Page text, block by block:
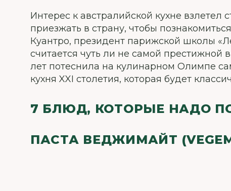
Интерес к австралийской кухне
приезжать в страну, чтобы
Куантро, президент парижской школы
считается чуть ли не самой престижной
лет потеснила на кулинарном Олимпе
кухня XXI столетия, которая будет
7 БЛЮД, КОТОРЫЕ НАДО
ПАСТА ВЕДЖИМАЙТ